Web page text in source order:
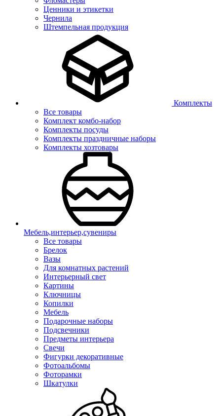
Ценники и этикетки
Чернила
Штемпельная продукция
Комплекты
Все товары
Комплект комбо-набор
Комплекты посуды
Комплекты праздничные наборы
Комплекты хозтовары
Мебель,интерьер,сувениры
Все товары
Брелок
Вазы
Для комнатных растений
Интерьерный свет
Картины
Ключницы
Копилки
Мебель
Подарочные наборы
Подсвечники
Предметы интерьера
Свечи
Фигурки декоративные
Фотоальбомы
Фоторамки
Шкатулки